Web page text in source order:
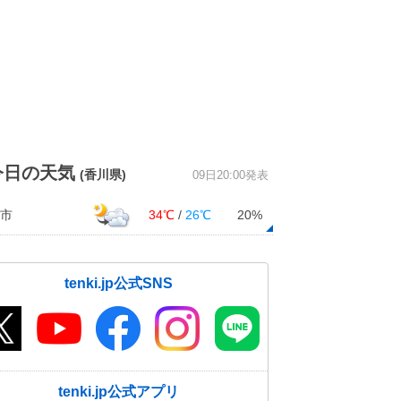
日の天気 (香川県) 09日20:00発表
34℃ / 26℃ 20%
tenki.jp公式SNS
tenki.jp公式アプリ